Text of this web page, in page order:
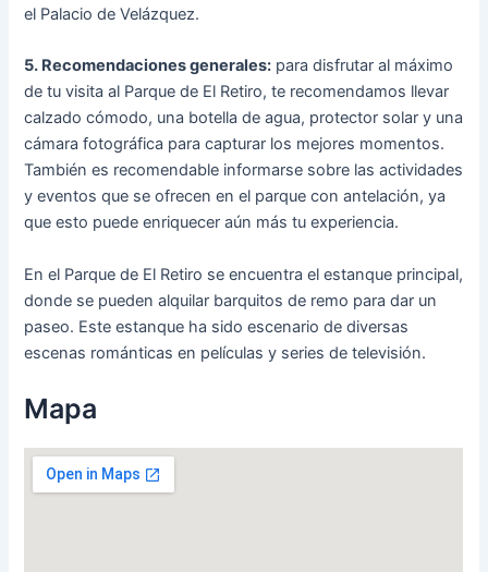
el Palacio de Velázquez.
5. Recomendaciones generales: para disfrutar al máximo
de tu visita al Parque de El Retiro, te recomendamos llevar
calzado cómodo, una botella de agua, protector solar y una
cámara fotográfica para capturar los mejores momentos.
También es recomendable informarse sobre las actividades
y eventos que se ofrecen en el parque con antelación, ya
que esto puede enriquecer aún más tu experiencia.
En el Parque de El Retiro se encuentra el estanque principal,
donde se pueden alquilar barquitos de remo para dar un
paseo. Este estanque ha sido escenario de diversas
escenas románticas en películas y series de televisión.
Mapa